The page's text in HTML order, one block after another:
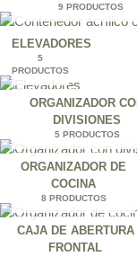
9 PRODUCTOS
ELEVADORES
5
PRODUCTOS
ORGANIZADOR
DIVISIONES
5 PRODUCTOS
ORGANIZADOR DE
COCINA
8 PRODUCTOS
CAJA DE ABERTURA
FRONTAL